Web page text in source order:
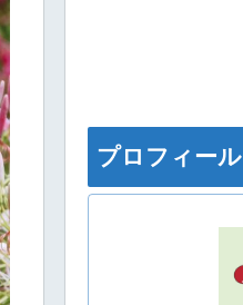
プロフィール